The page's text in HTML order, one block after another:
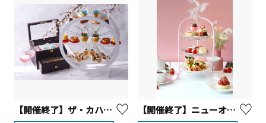
【開催終了】ザ・カハラ・ホテル＆リゾート 横浜「ハワイアンスプリングアフタヌーンティー」 【開催終了】ニューオータニイン横浜プレミアム 「アフタヌーンティー」